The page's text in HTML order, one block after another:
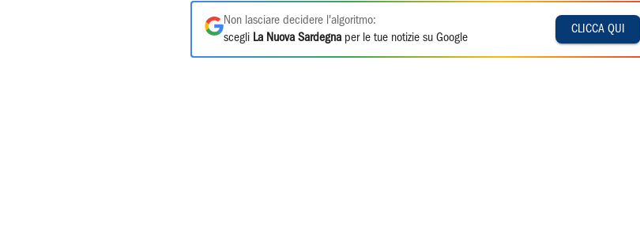
Non lasciare decidere l'algoritmo:
scegli La Nuova Sardegna per le tue notizie su Google
CLICCA QUI